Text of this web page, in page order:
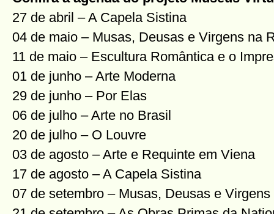
27 de abril – A Capela Sistina
04 de maio – Musas, Deusas e Virgens na
11 de maio – Escultura Romântica e o
01 de junho – Arte Moderna
29 de junho – Por Elas
06 de julho – Arte no Brasil
20 de julho – O Louvre
03 de agosto – Arte e Requinte em Viena
17 de agosto – A Capela Sistina
07 de setembro – Musas, Deusas e